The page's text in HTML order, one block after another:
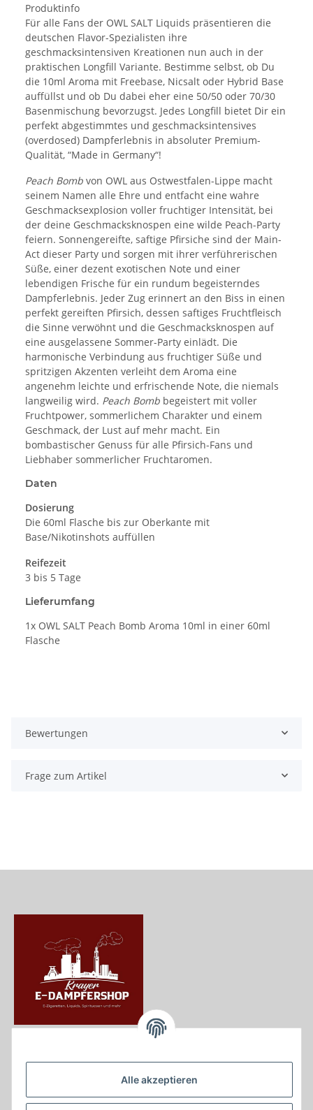
Alle akzeptieren
Produktinfo
Für alle Fans der OWL SALT Liquids präsentieren die
deutschen Flavor-Spezialisten ihre
geschmacksintensiven Kreationen nun auch in der
praktischen Longfill Variante. Bestimme selbst, ob Du
die 10ml Aroma mit Freebase, Nicsalt oder Hybrid Base
auffüllst und ob Du dabei eher eine 50/50 oder 70/30
Basenmischung bevorzugst. Jedes Longfill bietet Dir ein
perfekt abgestimmtes und geschmacksintensives
(overdosed) Dampferlebnis in absoluter Premium-
Qualität, “Made in Germany“!
Peach Bomb von OWL aus Ostwestfalen-Lippe macht
seinem Namen alle Ehre und entfacht eine wahre
Geschmacksexplosion voller fruchtiger Intensität, bei
der deine Geschmacksknospen eine wilde Peach-Party
feiern. Sonnengereifte, saftige Pfirsiche sind der Main-
Act dieser Party und sorgen mit ihrer verführerischen
Süße, einer dezent exotischen Note und einer
lebendigen Frische für ein rundum begeisterndes
Dampferlebnis. Jeder Zug erinnert an den Biss in einen
perfekt gereiften Pfirsich, dessen saftiges Fruchtfleisch
die Sinne verwöhnt und die Geschmacksknospen auf
eine ausgelassene Sommer-Party einlädt. Die
harmonische Verbindung aus fruchtiger Süße und
spritzigen Akzenten verleiht dem Aroma eine
angenehm leichte und erfrischende Note, die niemals
langweilig wird. Peach Bomb begeistert mit voller
Fruchtpower, sommerlichem Charakter und einem
Geschmack, der Lust auf mehr macht. Ein
bombastischer Genuss für alle Pfirsich-Fans und
Liebhaber sommerlicher Fruchtaromen.
Daten
Dosierung
Die 60ml Flasche bis zur Oberkante mit
Base/Nikotinshots auffüllen
Reifezeit
3 bis 5 Tage
Lieferumfang
1x OWL SALT Peach Bomb Aroma 10ml in einer 60ml
Flasche
Bewertungen
Frage zum Artikel
Krayerstraße 249
Tel.:0201555402